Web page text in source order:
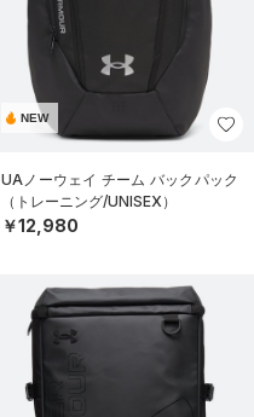
NEW
UAノーウェイ チーム バックパック
（トレーニング/UNISEX）
￥12,980